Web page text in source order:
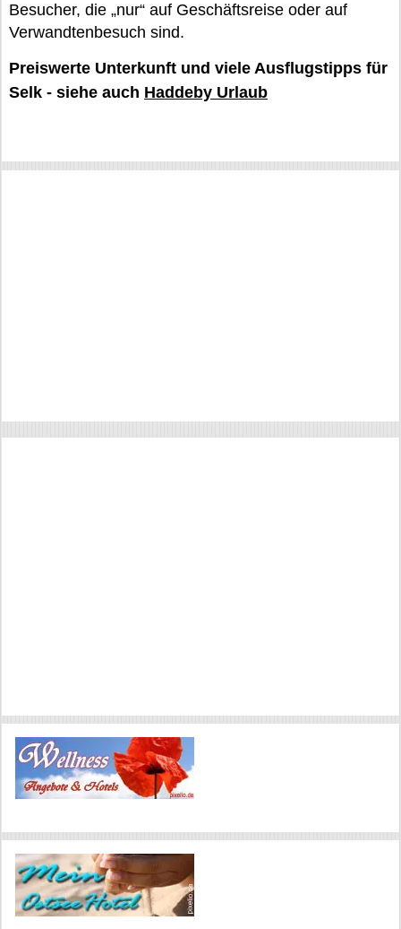
Besucher, die „nur“ auf Geschäftsreise oder auf
Verwandtenbesuch sind.
Preiswerte Unterkunft und viele Ausflugstipps für
Selk - siehe auch Haddeby Urlaub